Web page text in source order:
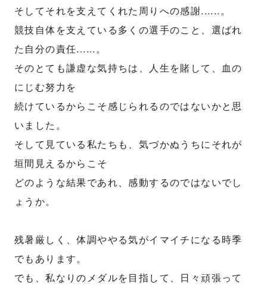
そしてそれを支えてくれた周りへの感謝......。
競技自体を支えている多くの選手のこと、選ばれ
た自分の責任......。
そのとても謙虚な気持ちは、人生を賭して、血の
にじむ努力を
続けているからこそ感じられるのではないかと思
いました。
そして見ている私たちも、気づかぬうちにそれが
垣間見えるからこそ
どのような結果であれ、感動するのではないでし
ょうか。
残暑厳しく、体調ややる気がイマイチになる時季
でもあります。
でも、私なりのメダルを目指して、日々頑張って